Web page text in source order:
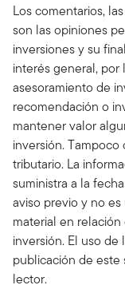
Los comentarios,
son las opiniones
inversiones y su
interés general,
asesoramiento de
recomendación o
mantener valor
inversión.
tributario. La
suministra a la
aviso previo y no
material en
inversión. El uso
publicación de este
lector.